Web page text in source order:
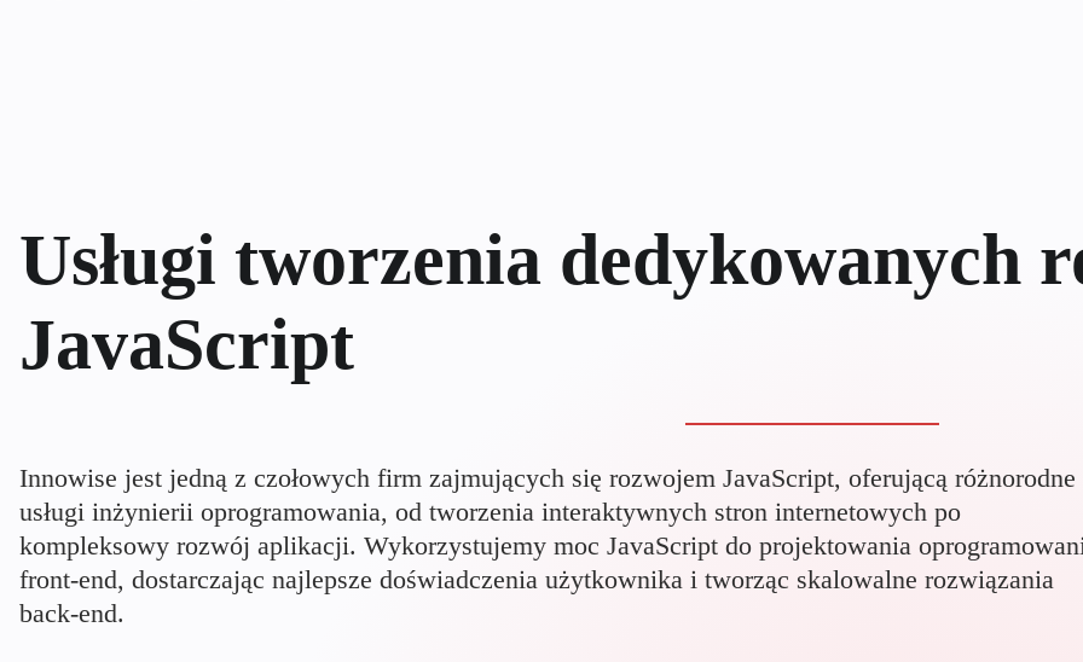
Usługi tworzenia dedykowanych
JavaScript
Innowise jest jedną z czołowych firm zajmujących się rozwojem JavaScript, oferującą różnorodne
usługi inżynierii oprogramowania, od tworzenia interaktywnych stron internetowych po
kompleksowy rozwój aplikacji. Wykorzystujemy moc JavaScript do projektowania
front-end, dostarczając najlepsze doświadczenia użytkownika i tworząc skalowalne rozwiązania
back-end.